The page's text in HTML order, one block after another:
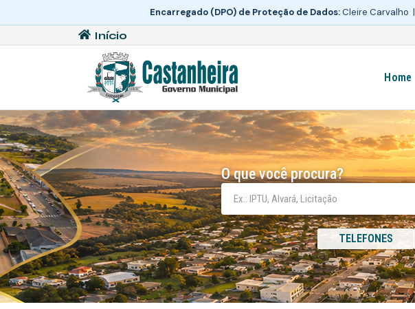
Encarregado (DPO) de Proteção de Dados:Cleire Carvalho |
Início
Home
O que você procura?
TELEFONES